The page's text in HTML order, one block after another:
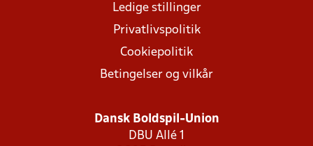
Ledige stillinger
Privatlivspolitik
Cookiepolitik
Betingelser og vilkår
Dansk Boldspil-Union
DBU Allé 1